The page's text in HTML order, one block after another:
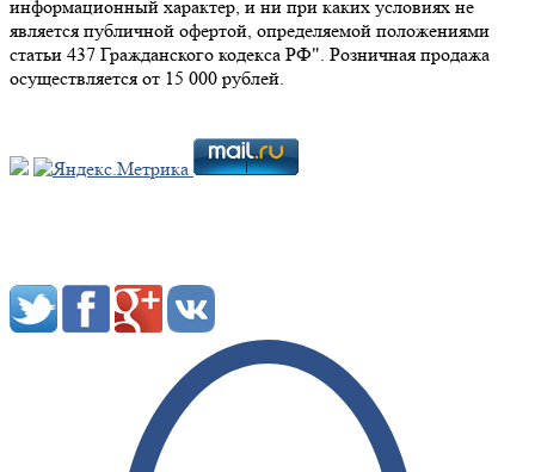
информационный характер, и ни при каких условиях не
является публичной офертой, определяемой положениями
статьи 437 Гражданского кодекса РФ". Розничная продажа
осуществляется от 15 000 рублей.